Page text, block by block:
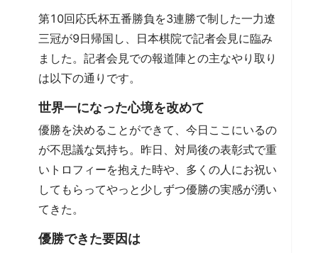
第10回応氏杯五番勝負を3連勝で制した一力遼
三冠が9日帰国し、日本棋院で記者会見に臨み
ました。記者会見での報道陣との主なやり取り
は以下の通りです。
世界一になった心境を改めて
優勝を決めることができて、今日ここにいるの
が不思議な気持ち。昨日、対局後の表彰式で重
いトロフィーを抱えた時や、多くの人にお祝い
してもらってやっと少しずつ優勝の実感が湧い
てきた。
優勝できた要因は